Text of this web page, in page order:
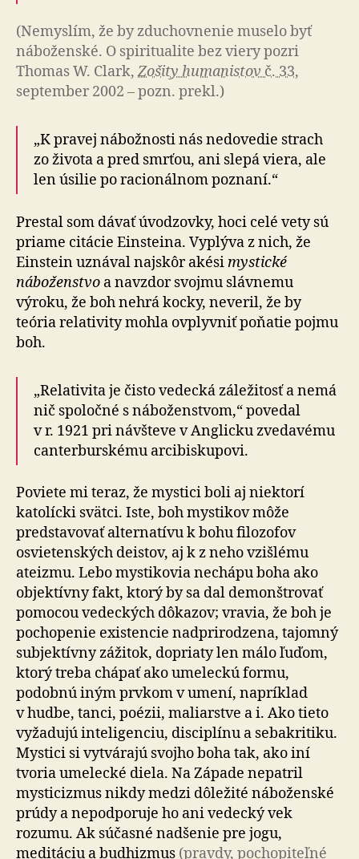
(Nemyslím, že by zduchovnenie muselo byť
náboženské. O spi­ri­tu­a­lite bez viery pozri
Thomas W. Clark,Zošity humanistovč. 33,
september 2002 – pozn. prekl.)
„K pravej nábožnosti nás nedovedie strach
zo života a pred smrťou, ani slepá viera, ale
len úsilie po ra­cio­nál­nom poznaní.“
Prestal som dávať úvodzovky, hoci celé vety sú
priame citácie Einsteina. Vyplýva z nich, že
Einstein uznával najskôr akésimystické
náboženstvo a navzdor svojmu slávnemu
výroku, že boh nehrá kocky, neveril, že by
teória relativity mohla ovplyvniť poňatie pojmu
boh.
„Relativita je čisto vedecká záležitosť a nemá
nič spoločné s ná­bo­žen­stvom,“ povedal
v r. 1921 pri návšteve v Anglicku zvedavému
canter­burskému arci­biskupovi.
Poviete mi teraz, že mystici boli aj niektorí
katolícki svätci. Iste, boh mystikov môže
predstavovať alternatívu k bohu filozofov
osvietenských deistov, aj k z neho vzišlému
ateizmu. Lebo mystikovia nechápu boha ako
objektívny fakt, ktorý by sa dal demonštrovať
pomocou vedeckých dôkazov; vravia, že boh je
pochopenie existencie nad­pri­ro­dzena, tajomný
subjektívny zážitok, dopriaty len málo ľuďom,
ktorý treba chápať ako umeleckú formu,
podobnú iným prvkom v umení, napríklad
v hudbe, tanci, poézii, maliarstve a i. Ako tieto
vyžadujú inte­li­gen­ciu, disciplínu a seba­kri­tiku.
Mystici si vytvárajú svojho boha tak, ako iní
tvoria umelecké diela. Na Západe nepatril
mysti­cizmus nikdy medzi dôležité náboženské
prúdy a ne­pod­po­ruje ho ani vedecký vek
rozumu. Ak súčasné nadšenie pre jogu,
meditáciu a budhizmus (pravdy, po­cho­pi­teľ­né